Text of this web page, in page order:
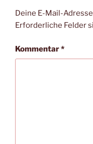
Deine E-Mail-
Erforderliche Felder
Kommentar*